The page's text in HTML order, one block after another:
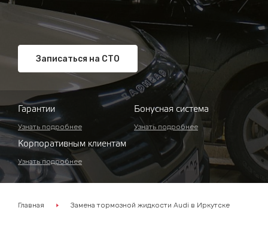
Записаться на СТО
Гарантии
Узнать подробнее
Бонусная система
Узнать подробнее
Корпоративным клиентам
Узнать подробнее
Главная Замена тормозной жидкости Audi в Иркутске